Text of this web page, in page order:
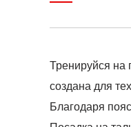
Тренируйся на
создана для
Благодаря